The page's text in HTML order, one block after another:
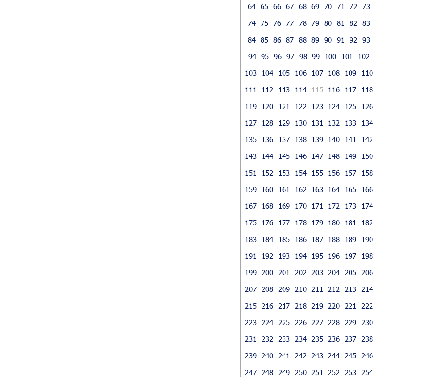
64 65 66 67 68 69 70 71 72
73
74 75 76 77 78 79 80 81 82
83
84 85 86 87 88 89 90 91 92
93
94 95 96 97 98 99 100 101
102
103
104 105 106 107 108 109
110
111
112 113 114 115 116 117
118
119
120 121 122 123 124 125
126
127
128 129 130 131 132 133
134
135
136 137 138 139 140 141
142
143
144 145 146 147 148 149
150
151
152 153 154 155 156 157
158
159
160 161 162 163 164 165
166
167
168 169 170 171 172 173
174
175
176 177 178 179 180 181
182
183
184 185 186 187 188 189
190
191
192 193 194 195 196 197
198
199
200 201 202 203 204 205
206
207
208 209 210 211 212 213
214
215
216 217 218 219 220 221
222
223
224 225 226 227 228 229
230
231
232 233 234 235 236 237
238
239
240 241 242 243 244 245
246
247
248 249 250 251 252 253
254